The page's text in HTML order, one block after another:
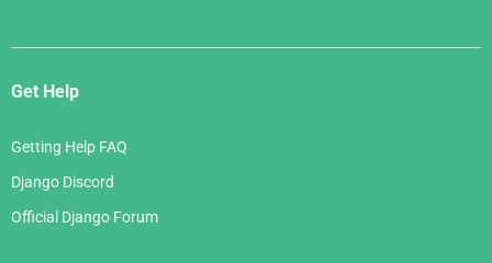
Get Help
Getting Help FAQ
Django Discord
Official Django Forum